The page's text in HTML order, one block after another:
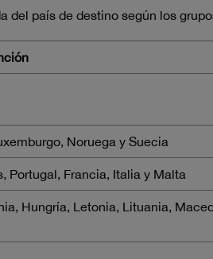
del país de destino según los
Noruega y Suecia
Portugal, Francia, Italia y Malta
Hungría, Letonia, Lituania,